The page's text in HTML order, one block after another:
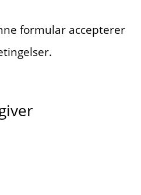
formular accepterer